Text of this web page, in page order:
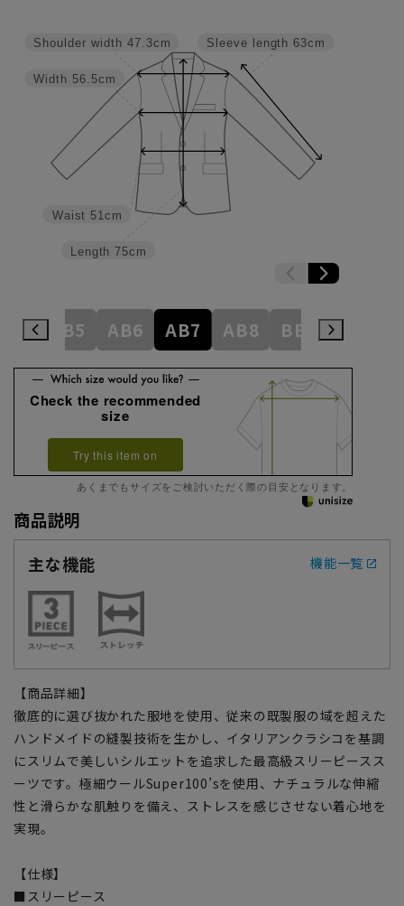
Sleeve length 63cm
Length 75cm
Waist 51cm
Width 56.5cm
Shoulder width 47.3cm
AB5 AB6 AB7 AB8 BE3 BE4
Check the recommended
size
Try this item on
あくまでもサイズをご検討いただく際の目安となります。
商品説明
主な機能
機能一覧
【商品詳細】
徹底的に選び抜かれた服地を使用、従来の既製服の域を超えた
ハンドメイドの縫製技術を生かし、イタリアンクラシコを基調
にスリムで美しいシルエットを追求した最高級スリーピースス
ーツです。極細ウールSuper100’sを使用、ナチュラルな伸縮
性と滑らかな肌触りを備え、ストレスを感じさせない着心地を
実現。
【仕様】
■スリーピース